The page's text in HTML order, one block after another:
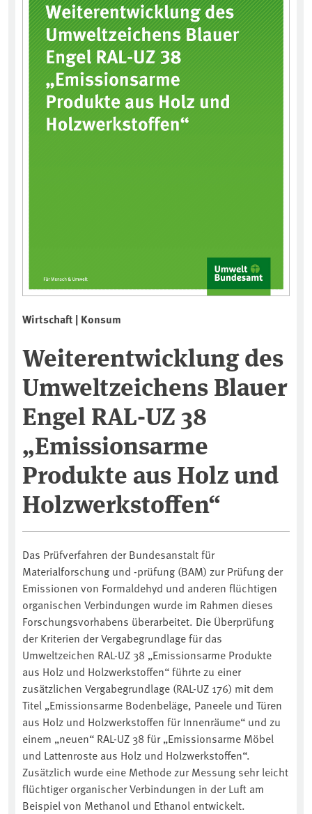
Wirtschaft | Konsum
Weiterentwicklung des
Umweltzeichens Blauer
Engel RAL-UZ 38
„Emissionsarme
Produkte aus Holz und
Holzwerkstoffen“
Das Prüfverfahren der Bundesanstalt für
Materialforschung und -prüfung (BAM) zur Prüfung der
Emissionen von Formaldehyd und anderen flüchtigen
organischen Verbindungen wurde im Rahmen dieses
Forschungsvorhabens überarbeitet. Die Überprüfung
der Kriterien der Vergabegrundlage für das
Umweltzeichen RAL-UZ 38 „Emissionsarme Produkte
aus Holz und Holzwerkstoffen“ führte zu einer
zusätzlichen Vergabegrundlage (RAL-UZ 176) mit dem
Titel „Emissionsarme Bodenbeläge, Paneele und Türen
aus Holz und Holzwerkstoffen für Innenräume“ und zu
einem „neuen“ RAL-UZ 38 für „Emissionsarme Möbel
und Lattenroste aus Holz und Holzwerkstoffen“.
Zusätzlich wurde eine Methode zur Messung sehr leicht
flüchtiger organischer Verbindungen in der Luft am
Beispiel von Methanol und Ethanol entwickelt.